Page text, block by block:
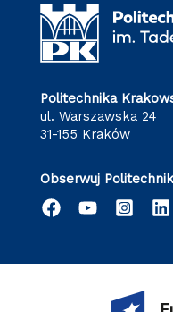
Politechnika
ul. Warszawska 24
31-155 Kraków
Obserwuj